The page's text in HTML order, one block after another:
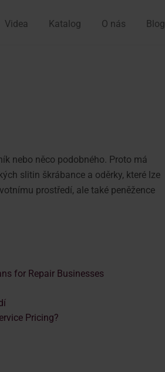
Videa Katalog O nás Blog
nebo něco podobného. Proto má
slitin škrábance a oděrky, které lze
prostředí, ale také peněžence
for Repair Businesses
Pricing?